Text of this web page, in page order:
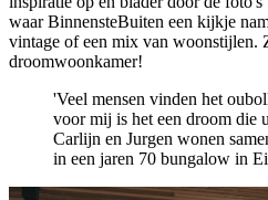
waar BinnensteBuiten een kijkje
vintage of een mix van woonstijlen.
droomwoonkamer!
'Veel mensen vinden het
voor mij is het een droom die
Carlijn en Jurgen wonen
in een jaren 70 bungalow in